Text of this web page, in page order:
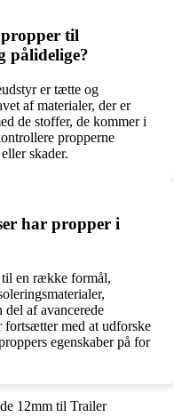
til
pålidelige?
er tætte og
af materialer, der er
de stoffer, de kommer i
propperne
skader.
har propper i
til en række formål,
af avancerede
fortsætter med at udforske
egenskaber på for
12mm til Trailer